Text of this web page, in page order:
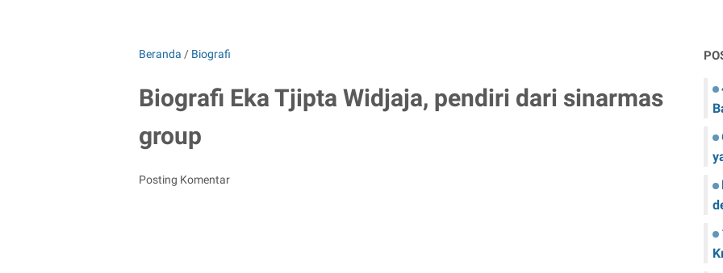
Beranda / Biografi
Biografi Eka Tjipta Widjaja, pendiri dari sinarmas
group
Posting Komentar